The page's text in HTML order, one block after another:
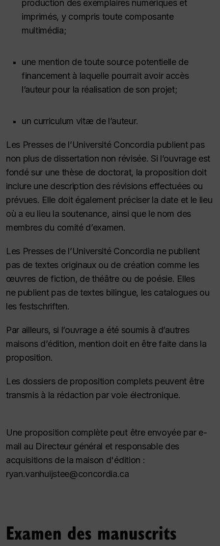
production des exemplaires numériques et
imprimés, y compris toute composante
multimédia;
une mention de toute source potentielle de
financement à laquelle pourrait avoir accès
l’auteur pour la réalisation de son projet;
un curriculum vitæ de l’auteur.
Les Presses de l’Université Concordia publient pas
non plus de dissertation non révisée. Si l’ouvrage est
fondé sur une thèse de doctorat, la proposition doit
inclure une description des révisions effectuées ou
prévues. Elle doit également préciser la date et le lieu
où a eu lieu la soutenance, ainsi que le nom des
membres du comité d’examen.
Les Presses de l’Université Concordia ne publient
pas de textes originaux ou de création comme les
œuvres de fiction, de théâtre ou de poésie. Elles
ne publient pas de textes bilingue, les catalogues ou
les festschriften.
Par ailleurs, si l’ouvrage a été soumis à d’autres
maisons d’édition, mention doit en être faite dans la
proposition.
Les dossiers de proposition complets peuvent être
transmis à la rédaction par voie électronique.
Une proposition complète peut être envoyée par e-
mail au Directeur général et responsable des
acquisitions de la maison d'édition :
ryan.vanhuijstee@concordia.ca
Examen des manuscrits